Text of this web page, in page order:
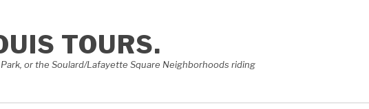
TOURS.
or the Soulard/Lafayette Square Neighborhoods riding